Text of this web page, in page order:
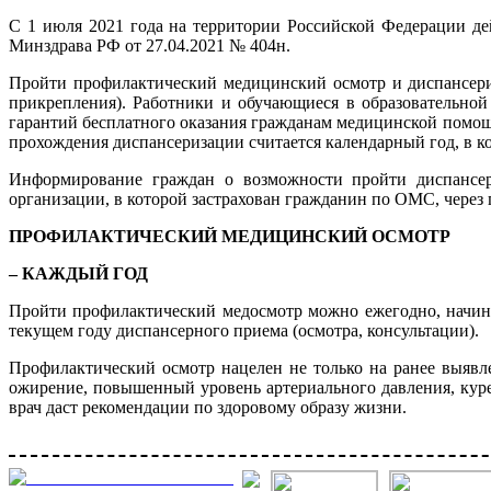
С 1 июля 2021 года на территории Российской Федерации
Минздрава РФ от 27.04.2021 № 404н.
Пройти профилактический медицинский осмотр и
прикрепления). Работники и обучающиеся в
гарантий бесплатного оказания гражданам медицинской
прохождения диспансеризации считается календарный год, в
Информирование граждан о возможности пройти
организации, в которой застрахован гражданин по ОМС,
ПРОФИЛАКТИЧЕСКИЙ МЕДИЦИНСКИЙ ОСМОТР
– КАЖДЫЙ ГОД
Пройти профилактический медосмотр можно ежегодно,
текущем году диспансерного приема (осмотра, консультации).
Профилактический осмотр нацелен не только на ранее
ожирение, повышенный уровень артериального давления,
врач даст рекомендации по здоровому образу жизни.